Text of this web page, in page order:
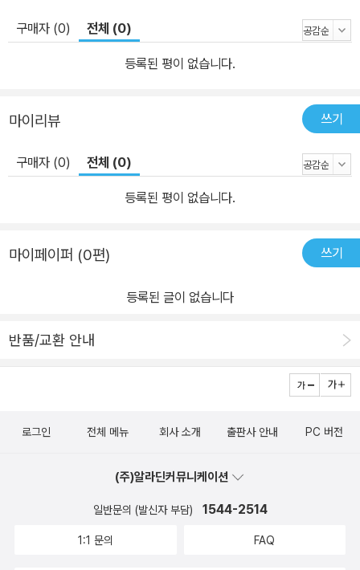
구매자 (0) 전체 (0)
등록된 평이 없습니다.
마이리뷰 쓰기
구매자 (0) 전체 (0)
등록된 평이 없습니다.
마이페이퍼 (0편) 쓰기
등록된 글이 없습니다
반품/교환 안내
로그인 전체 메뉴 회사 소개 출판사 안내 PC 버전
(주)알라딘커뮤니케이션
일반문의 (발신자 부담) 1544-2514
1:1 문의 FAQ